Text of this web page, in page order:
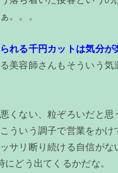
。。。
れる千円カットは気分が
美容師さんもそういう気
くない、粒ぞろいだと思
ういう調子で営業をかけ
サリ断り続ける自信がな
どう出てくるかだな。